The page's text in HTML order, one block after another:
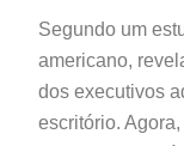
Segundo um
americano,
dos executivos
escritório.